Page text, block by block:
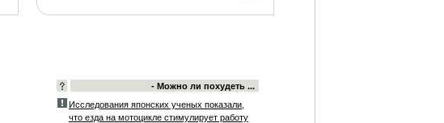
- Можно ли похудеть ...
Исследования японских ученых показали,
что езда на мотоцикле стимулирует работу